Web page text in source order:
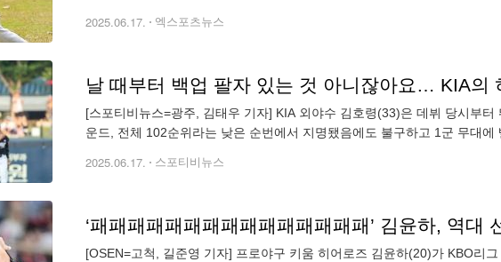
2025.06.17. 엑스포츠뉴스
날 때부터 백업 팔자 있는 것 아니잖아요… KIA의
[스포티비뉴스=광주, 김태우 기자] KIA 외야수 김호령(33)은 데뷔 당시부
운드, 전체 102순위라는 낮은 순번에서 지명됐음에도 불구하고 1군 무대에
2025.06.17. 스포티비뉴스
[OSEN=고척, 길준영 기자] 프로야구 키움 히어로즈 김윤하(20)가 KBO리